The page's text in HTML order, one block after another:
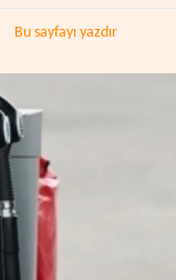
Bu sayfayı yazdır